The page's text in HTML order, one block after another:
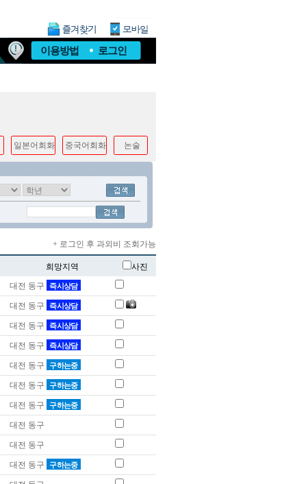
이용방법 로그인
일본어회화 중국어회화 논술
+ 로그인 후 과외비 조회가능
희망지역 사진
대전 동구 즉시상담
대전 동구 즉시상담
대전 동구 즉시상담
대전 동구 즉시상담
대전 동구 구하는중
대전 동구 구하는중
대전 동구 구하는중
대전 동구
대전 동구
대전 동구 구하는중